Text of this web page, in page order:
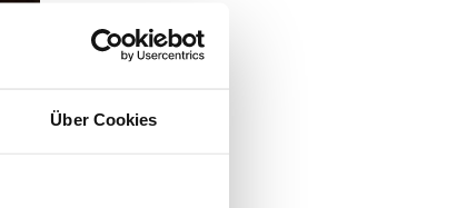
Über Cookies